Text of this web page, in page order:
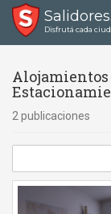
Disfrutá cada
Alojamientos
2 publicaciones